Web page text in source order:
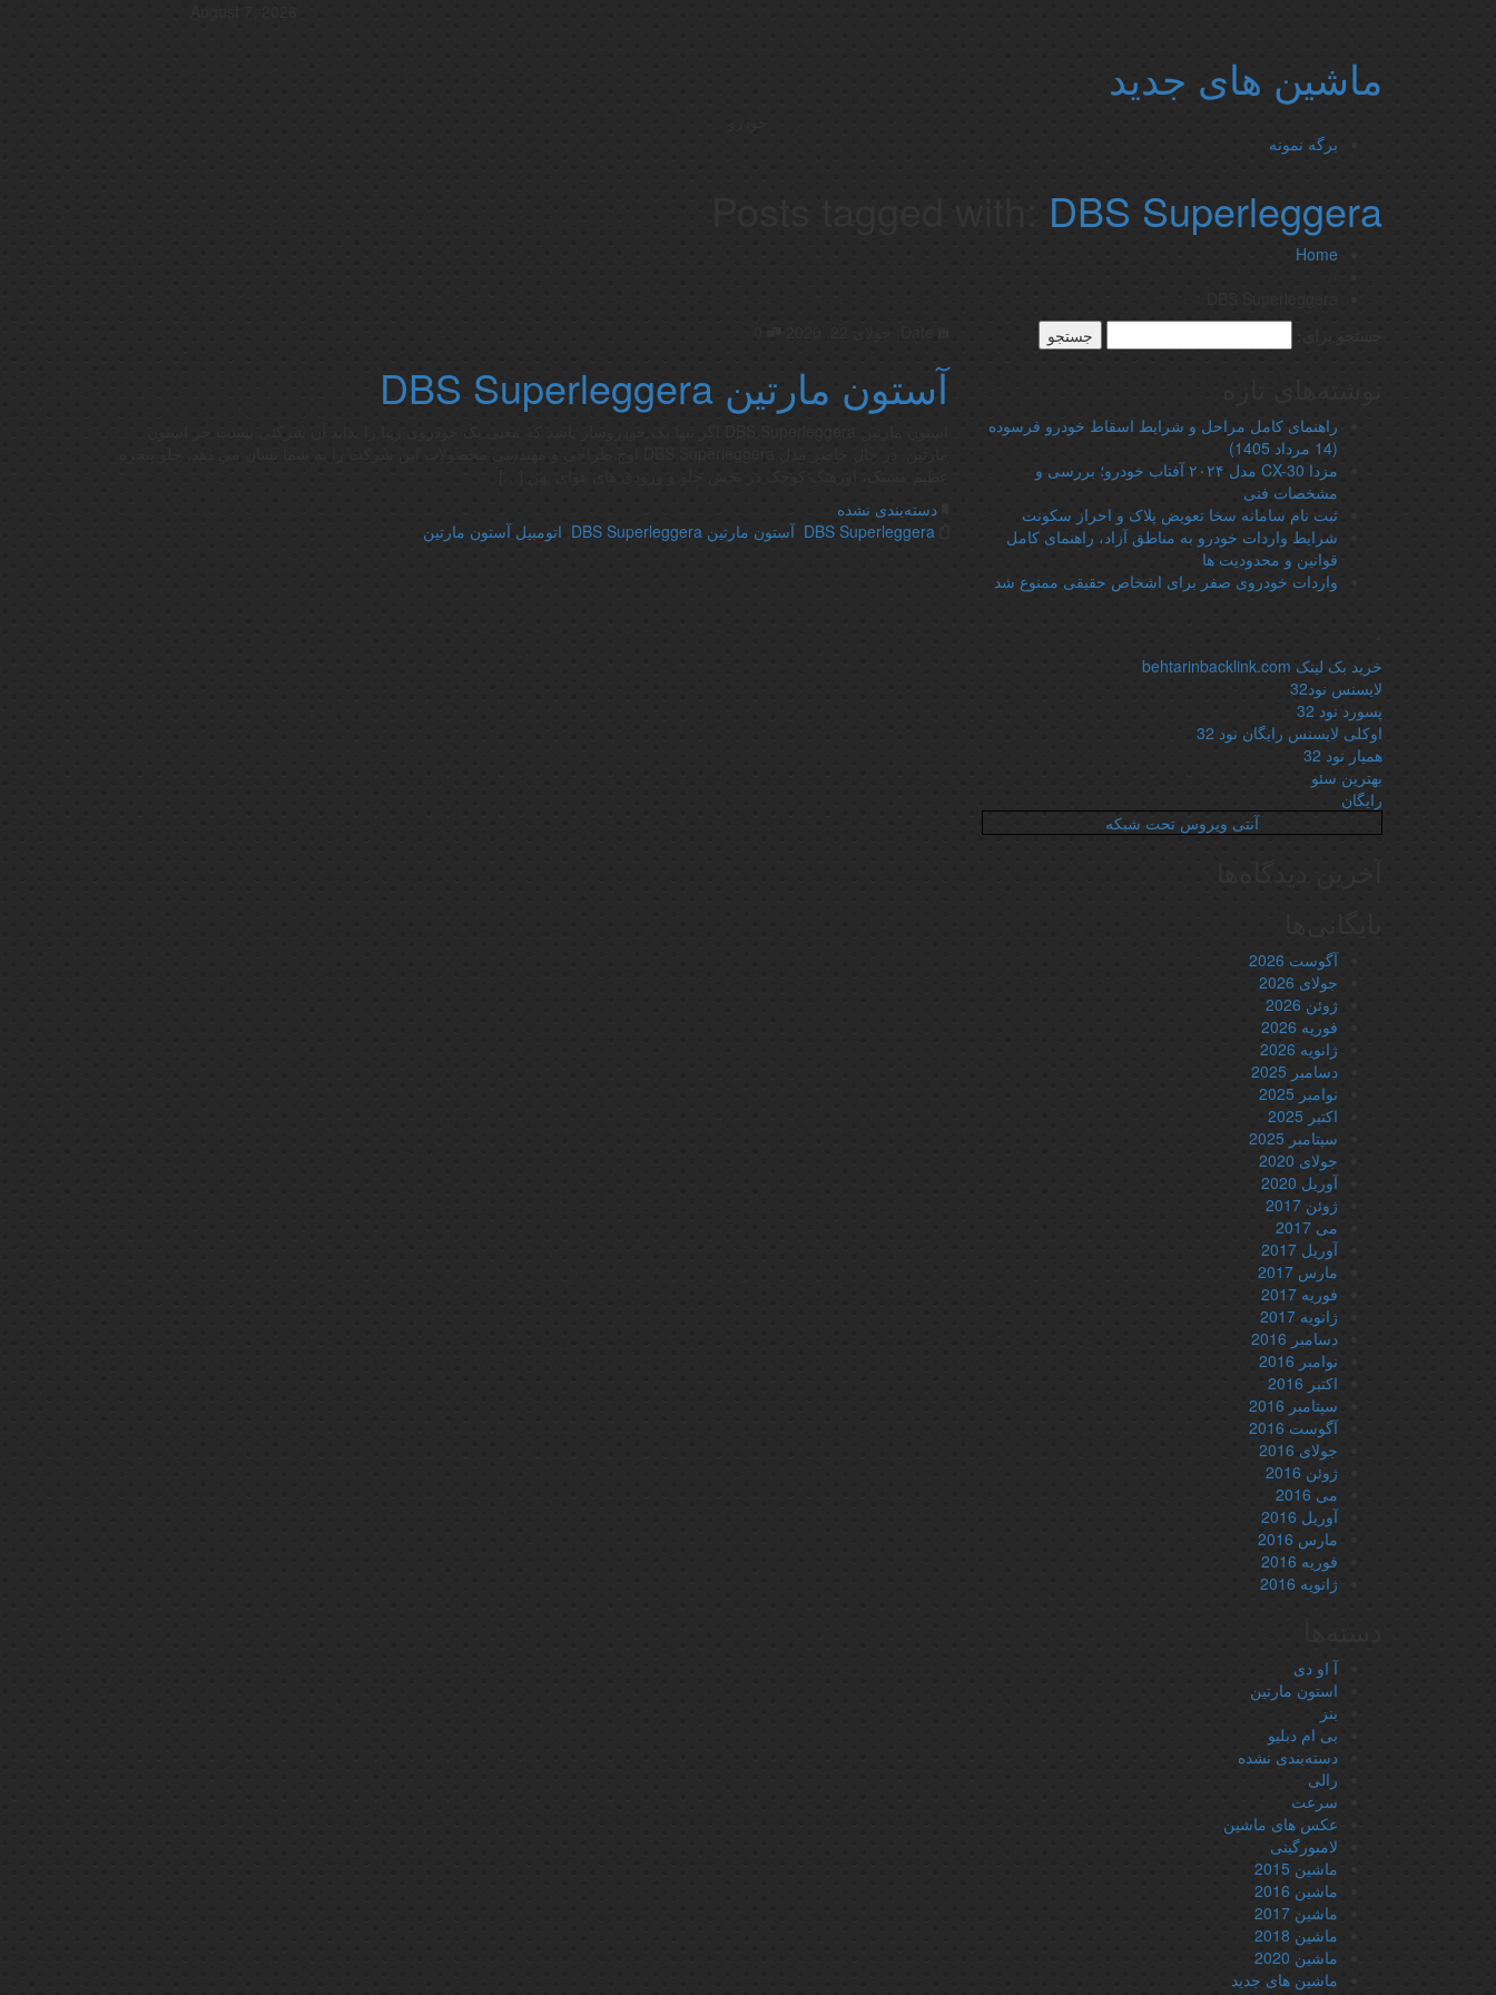
ماشین های جدید
برگه نمونه
DBS Superleggera
Home
آستون مارتین DBS Superleggera
دسته‌بندی نشده
DBS Superleggera
,آستون مارتین DBS Superleggera اتومبیل آستون مارتین
راهنمای کامل مراحل و شرایط اسقاط خودرو فرسوده
(14 مرداد 1405)
مزدا CX-30 مدل ۲۰۲۴ آفتاب خودرو؛ بررسی و
مشخصات فنی
ثبت نام سامانه سخا تعویض پلاک و احراز سکونت
شرایط واردات خودرو به مناطق آزاد، راهنمای کامل
قوانین و محدودیت ها
واردات خودروی صفر برای اشخاص حقیقی ممنوع شد
خرید بک لینک behtarinbacklink.com
لایسنس نود32
پسورد نود 32
اوکلی لایسنس رایگان نود 32
همیار نود 32
بهترین سئو
رایگان
آنتی ویروس تحت شبکه
آگوست 2026
جولای 2026
ژوئن 2026
فوریه 2026
ژانویه 2026
دسامبر 2025
نوامبر 2025
اکتبر 2025
سپتامبر 2025
جولای 2020
آوریل 2020
ژوئن 2017
می 2017
آوریل 2017
مارس 2017
فوریه 2017
ژانویه 2017
دسامبر 2016
نوامبر 2016
اکتبر 2016
سپتامبر 2016
آگوست 2016
جولای 2016
ژوئن 2016
می 2016
آوریل 2016
مارس 2016
فوریه 2016
ژانویه 2016
آ او دی
استون مارتین
بنز
بی ام دبلیو
دسته‌بندی نشده
رالی
سرعت
عکس های ماشین
لامبورگینی
ماشین 2015
ماشین 2016
ماشین 2017
ماشین 2018
ماشین 2020
ماشین های جدید